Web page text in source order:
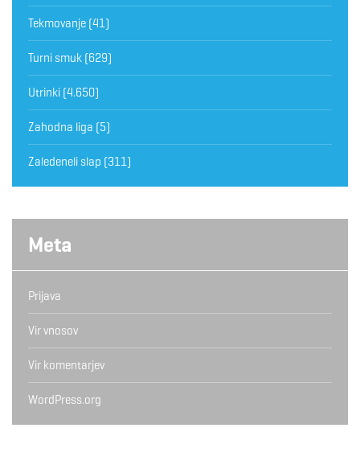
Tekmovanje (41)
Turni smuk (629)
Utrinki (4.650)
Zahodna liga (5)
Zaledeneli slap (311)
Meta
Prijava
Vir vnosov
Vir komentarjev
WordPress.org